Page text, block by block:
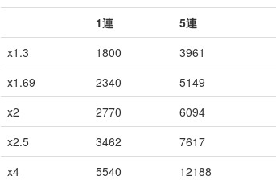
1連 5連
x1.3
1800 3961
x1.69
2340 5149
x2
2770 6094
x2.5
3462 7617
x4
5540 12188